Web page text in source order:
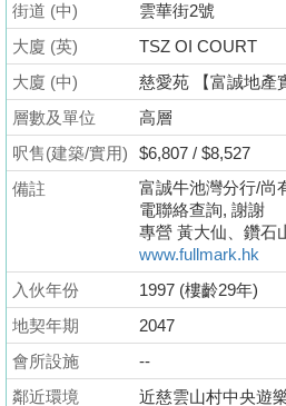
置
業
手
冊
關
於
街道 (中)
雲華街2號
大廈 (英)
TSZ OI COURT
大廈 (中)
慈愛苑 【富誠地產
層數及單位
高層
呎售(建築/實用)
$6,807 / $8,527
備註
富誠牛池灣分行/尚
電聯絡查詢, 謝謝
專營 黃大仙、鑽石
www.fullmark.hk
入伙年份
1997 (樓齡29年)
地契年期
2047
會所設施
--
鄰近環境
近慈雲山村中央遊